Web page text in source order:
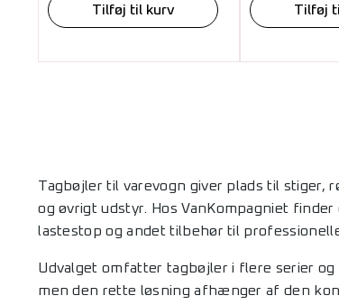
Tilføj til kurv Tilføj
Tagbøjler til varevogn giver plads til stiger,
og øvrigt udstyr. Hos VanKompagniet
lastestop og andet tilbehør til
Udvalget omfatter tagbøjler i flere serier
men den rette løsning afhænger af den